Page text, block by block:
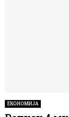
ЕКОНОМИЈА